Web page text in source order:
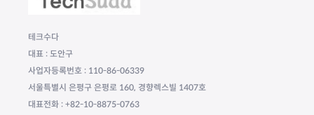
테크수다
대표 : 도안구
사업자등록번호 : 110-86-06339
서울특별시 은평구 은평로 160, 경향렉스빌 1407호
대표전화 : +82-10-8875-0763